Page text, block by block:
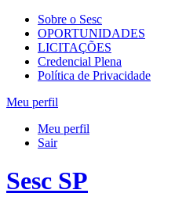
Sobre o Sesc
OPORTUNIDADES
LICITAÇÕES
Credencial Plena
Política de Privacidade
Meu perfil
Meu perfil
Sair
Sesc SP